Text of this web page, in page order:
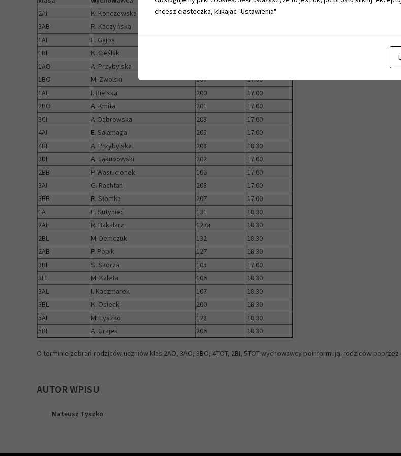
2AI
K. Konczewska 131
17.00
3AB
R. Kaczyńska
1AI
E. Gajos
1BI
K. Cieślak
1AO
A. Przybylska
1BO
M. Zwolski 107
17.00
1AL
I. Bielska 200
17.00
2BO
A. Kmita 201
17.00
3CI
A. Dąbrowska 203
17.00
4AI
E. Salamaga 205
17.00
4BI
A. Przybylska 208
18.30
3DI
A. Jakubowski 202
17.00
2BB
P. Wasiucionek 106
17.00
3AI
G. Rachtan 208
17.00
3BB
R. Słomka 207
17.00
1A
E. Sutyniec 131
18.30
2AL
R. Bakalarz 127a
18.30
2BL
M. Demczuk 132
18.30
2AB
P. Popik 127
18.30
3BI
S. Skorza 105
17.00
3EI
M. Kaleta 106
18.30
3AL
I. Kaczmarek 107
18.30
3BL
K. Osiecki 200
18.30
5AI
M. Tyszko 128
18.30
5BI
A. Grajek 206 18.30
O terminie zebrań rodziców uczniów klas 2AO, 3AO, 3BO, 4TOT, 2BI, 5TOT wychowawcy poinformują rodziców
AUTOR WPISU
Mateusz Tyszko
chcesz ciasteczka, klikając "Ustawienia".